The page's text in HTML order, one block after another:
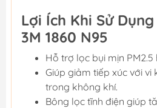
Lợi Ích Khi Sử
3M 1860 N95
Hỗ trợ lọc bụi mịn PM2.5
Giúp giảm tiếp xúc với vi
trong không khí.
Bông lọc tĩnh điện giúp